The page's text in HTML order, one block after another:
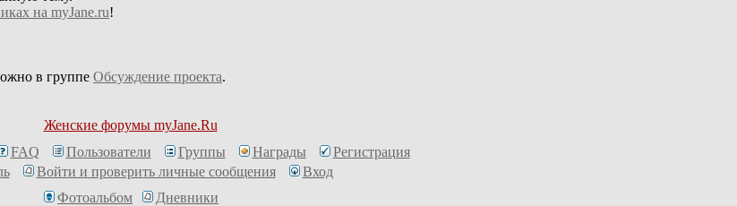
на myJane.ru!
в группе Обсуждение проекта.
Женские форумы myJane.Ru
FAQ Пользователи Группы Награды
Регистрация
Войти и проверить личные сообщения
Вход
Фотоальбом
Дневники